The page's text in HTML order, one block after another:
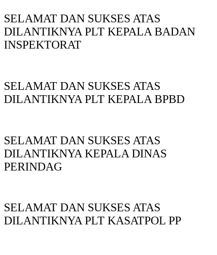
SELAMAT DAN SUKSES ATAS
DILANTIKNYA PLT KEPALA BADAN
INSPEKTORAT
SELAMAT DAN SUKSES ATAS
DILANTIKNYA PLT KEPALA BPBD
SELAMAT DAN SUKSES ATAS
DILANTIKNYA KEPALA DINAS
PERINDAG
SELAMAT DAN SUKSES ATAS
DILANTIKNYA PLT KASATPOL PP